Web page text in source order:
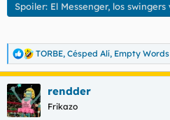
Spoiler: El Messenger, los
R
e
a
c
c
i
TORBE, Césped Alí, Empty Words
rendder
Frikazo